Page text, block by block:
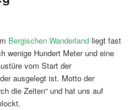
Bergischen Wanderland liegt fast
wenige Hundert Meter und eine
vom Start der
ausgelegt ist. Motto der
die Zeiten“ und hat uns auf